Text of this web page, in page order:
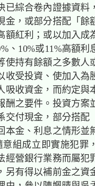
已綜合卷內證據資料
金，或部分搭配「餘
額紅利；或以加入成
、10%或11%高額利
使持有餘額之多數人
收受投資、使加入為
吸收資金，而約定與
酬之要件。投資方案
交付現金，部分搭配
本金、利息之情形並
組成立即實施犯罪
經營銀行業務而屬犯
另有得以補前金之資